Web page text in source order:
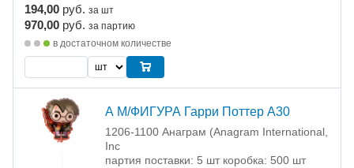
194,00 руб. за шт
970,00 руб. за партию
в достаточном количестве
А М/ФИГУРА Гарри Поттер А30
1206-1100 Анаграм (Anagram International,
Inc
партия поставки: 5 шт коробка: 500 шт